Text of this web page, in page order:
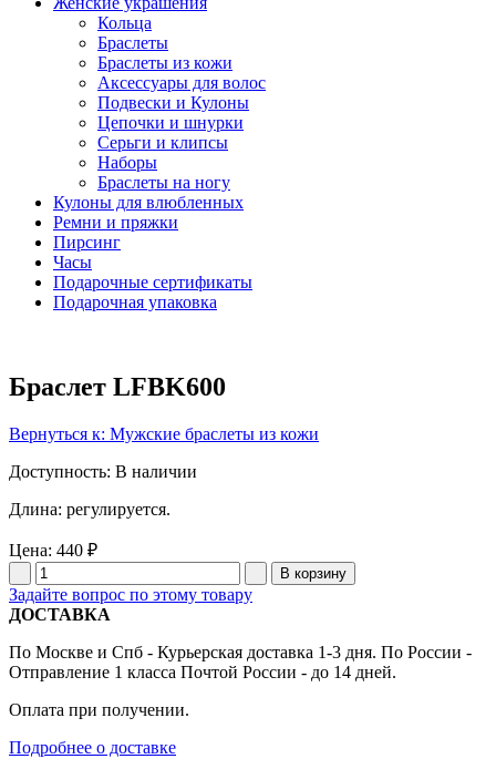
Кольца
Браслеты
Браслеты из кожи
Аксессуары для волос
Подвески и Кулоны
Цепочки и шнурки
Серьги и клипсы
Наборы
Браслеты на ногу
Кулоны для влюбленных
Ремни и пряжки
Пирсинг
Часы
Подарочные сертификаты
Подарочная упаковка
Браслет LFBK600
Вернуться к: Мужские браслеты из кожи
Доступность: В наличии
Длина: регулируется.
Цена: 440 ₽
Задайте вопрос по этому товару
ДОСТАВКА
По Москве и Спб - Курьерская доставка 1-3 дня. По России -
Отправление 1 класса Почтой России - до 14 дней.
Оплата при получении.
Подробнее о доставке